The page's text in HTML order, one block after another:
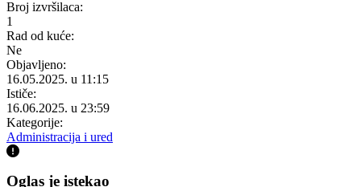
Broj izvršilaca:
1
Rad od kuće:
Ne
Objavljeno:
16.05.2025. u 11:15
Ističe:
16.06.2025. u 23:59
Kategorije:
Administracija i ured
Oglas je istekao